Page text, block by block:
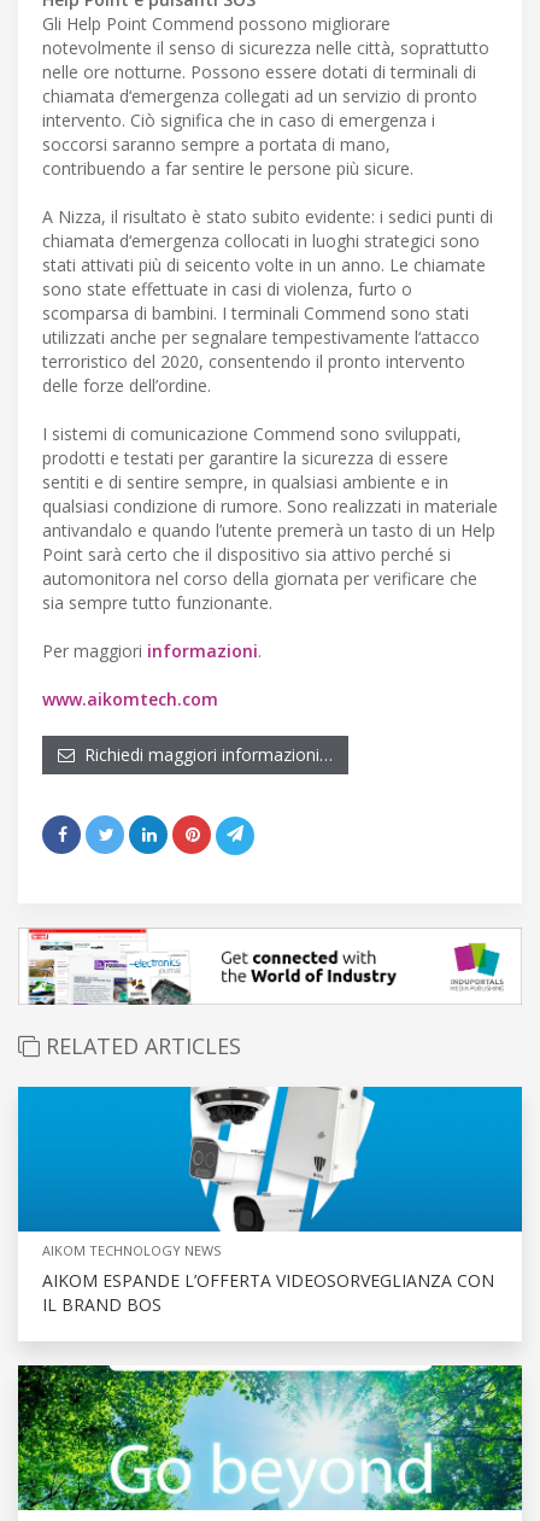
Gli Help Point Commend possono migliorare
notevolmente il senso di sicurezza nelle città, soprattutto
nelle ore notturne. Possono essere dotati di terminali di
chiamata d‘emergenza collegati ad un servizio di pronto
intervento. Ciò significa che in caso di emergenza i
soccorsi saranno sempre a portata di mano,
contribuendo a far sentire le persone più sicure.
A Nizza, il risultato è stato subito evidente: i sedici punti di
chiamata d‘emergenza collocati in luoghi strategici sono
stati attivati più di seicento volte in un anno. Le chiamate
sono state effettuate in casi di violenza, furto o
scomparsa di bambini. I terminali Commend sono stati
utilizzati anche per segnalare tempestivamente l‘attacco
terroristico del 2020, consentendo il pronto intervento
delle forze dell’ordine.
I sistemi di comunicazione Commend sono sviluppati,
prodotti e testati per garantire la sicurezza di essere
sentiti e di sentire sempre, in qualsiasi ambiente e in
qualsiasi condizione di rumore. Sono realizzati in materiale
antivandalo e quando l’utente premerà un tasto di un Help
Point sarà certo che il dispositivo sia attivo perché si
automonitora nel corso della giornata per verificare che
sia sempre tutto funzionante.
Per maggiori informazioni.
www.aikomtech.com
Richiedi maggiori informazioni…
RELATED ARTICLES
AIKOM TECHNOLOGY NEWS
AIKOM ESPANDE L’OFFERTA VIDEOSORVEGLIANZA CON
IL BRAND BOS